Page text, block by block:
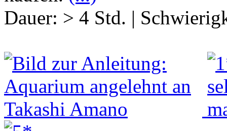
Dauer: > 4 Std. |